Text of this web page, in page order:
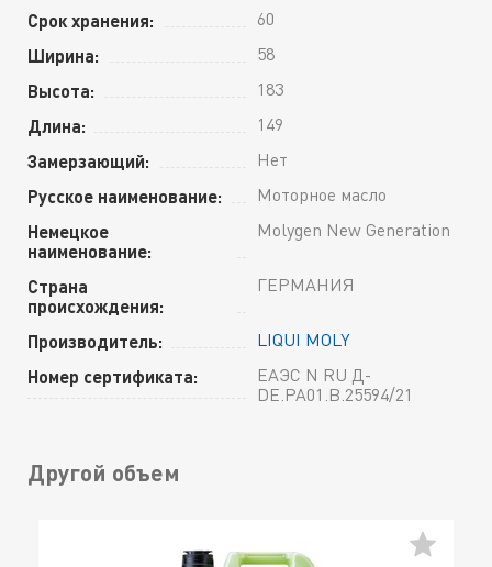
Срок хранения: 60
Ширина: 58
Высота: 183
Длина: 149
Замерзающий: Нет
Русское наименование: Моторное масло
Немецкое
наименование:
Molygen New Generation
Страна
происхождения:
ГЕРМАНИЯ
Производитель: LIQUI MOLY
Номер сертификата:
ЕАЭС N RU Д-
DE.РА01.В.25594/21
Другой объем